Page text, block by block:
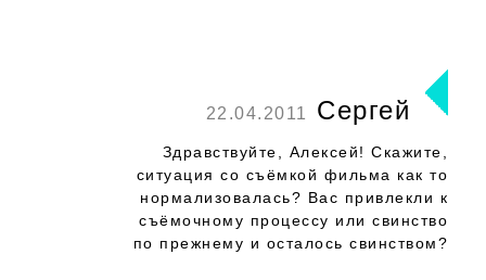
22.04.2011 Сергей
Здравствуйте, Алексей! Скажите,
ситуация со съёмкой фильма как то
нормализовалась? Вас привлекли к
съёмочному процессу или свинство
по прежнему и осталось свинством?